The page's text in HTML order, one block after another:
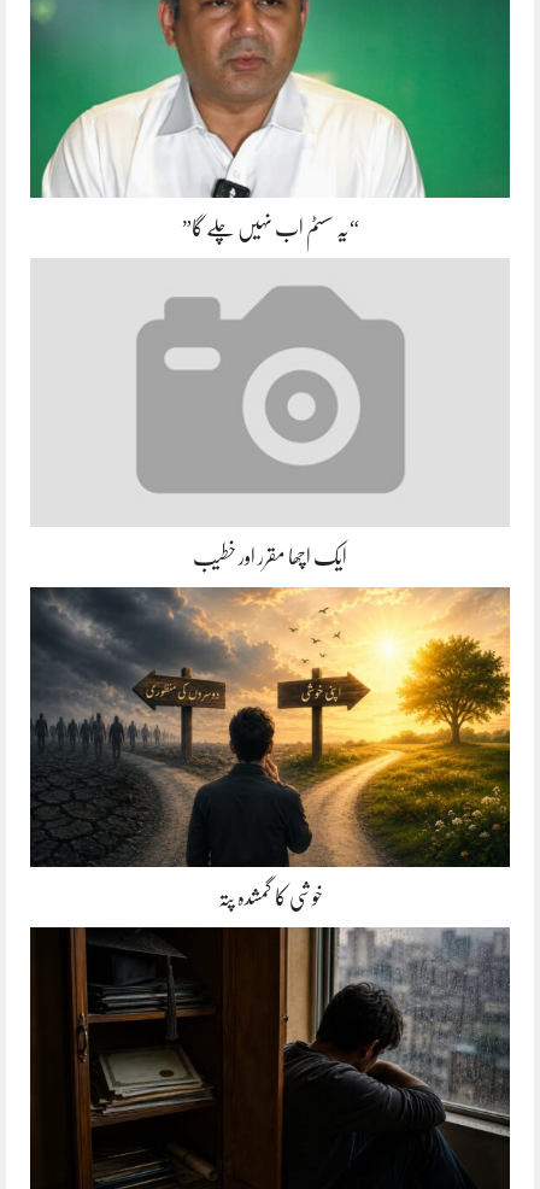
“یہ سسٹم اب نہیں چلے گا”
ایک اچھا مقرر اور خطیب
خوشی کا گمشدہ پتہ